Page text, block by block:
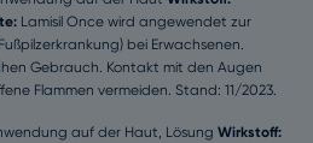
Lamisil Once wird angewendet zur
bei Erwachsenen.
Gebrauch. Kontakt mit den Augen
Flammen vermeiden. Stand: 11/2023.
auf der Haut, Lösung Wirkstoff: